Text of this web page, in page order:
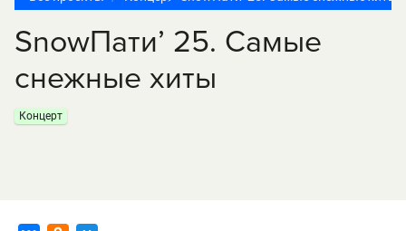
SnowПати’ 25. Самые
снежные хиты
Концерт